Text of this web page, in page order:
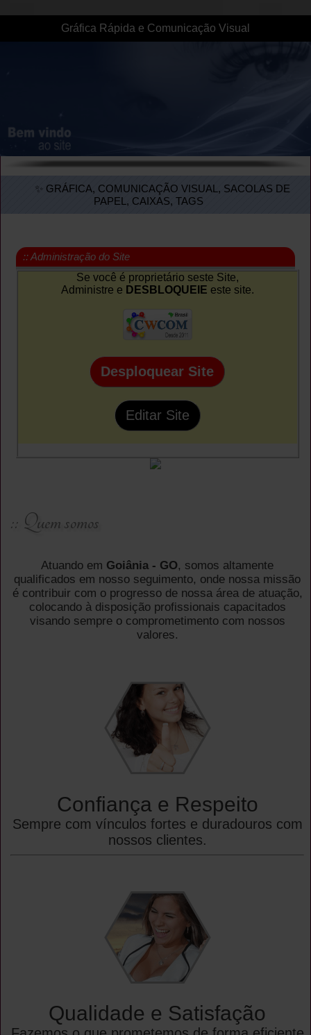
Gráfica Rápida e Comunicação Visual
✨ GRÁFICA, COMUNICAÇÃO VISUAL, SACOLAS DE
PAPEL, CAIXAS, TAGS
:: Administração do Site
Se você é proprietário seste Site,
Administre e DESBLOQUEIE este site.
Desploquear Site
Editar Site
:: Quem somos
Atuando em Goiânia - GO, somos altamente
qualificados em nosso seguimento, onde nossa missão
é contribuir com o progresso de nossa área de atuação,
colocando à disposição profissionais capacitados
visando sempre o comprometimento com nossos
valores.
Confiança e Respeito
Sempre com vínculos fortes e duradouros com
nossos clientes.
Qualidade e Satisfação